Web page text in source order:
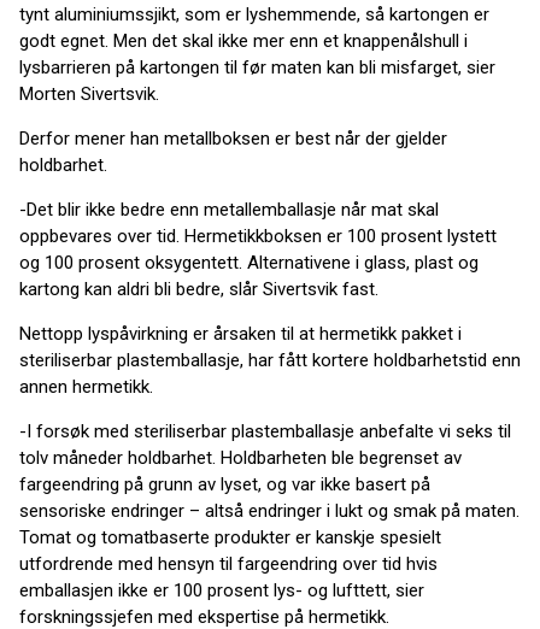
tynt aluminiumssjikt, som er lyshemmende, så kartongen er
godt egnet. Men det skal ikke mer enn et knappenålshull i
lysbarrieren på kartongen til før maten kan bli misfarget, sier
Morten Sivertsvik.
Derfor mener han metallboksen er best når der gjelder
holdbarhet.
-Det blir ikke bedre enn metallemballasje når mat skal
oppbevares over tid. Hermetikkboksen er 100 prosent lystett
og 100 prosent oksygentett. Alternativene i glass, plast og
kartong kan aldri bli bedre, slår Sivertsvik fast.
Nettopp lyspåvirkning er årsaken til at hermetikk pakket i
steriliserbar plastemballasje, har fått kortere holdbarhetstid enn
annen hermetikk.
-I forsøk med steriliserbar plastemballasje anbefalte vi seks til
tolv måneder holdbarhet. Holdbarheten ble begrenset av
fargeendring på grunn av lyset, og var ikke basert på
sensoriske endringer – altså endringer i lukt og smak på maten.
Tomat og tomatbaserte produkter er kanskje spesielt
utfordrende med hensyn til fargeendring over tid hvis
emballasjen ikke er 100 prosent lys- og lufttett, sier
forskningssjefen med ekspertise på hermetikk.